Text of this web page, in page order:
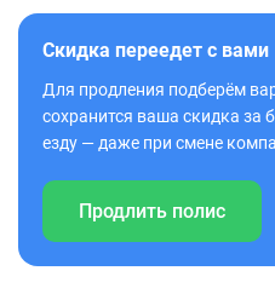
Скидка переедет с вами
Для продления подберём
сохранится ваша скидка за
езду — даже при смене
Продлить полис